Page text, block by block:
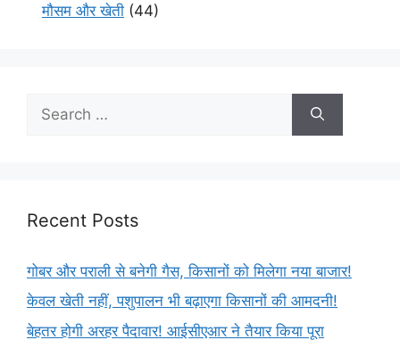
मौसम और खेती (44)
Recent Posts
गोबर और पराली से बनेगी गैस, किसानों को मिलेगा नया बाजार!
केवल खेती नहीं, पशुपालन भी बढ़ाएगा किसानों की आमदनी!
बेहतर होगी अरहर पैदावार! आईसीएआर ने तैयार किया पूरा